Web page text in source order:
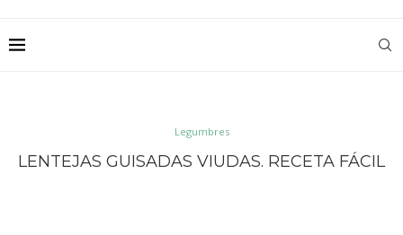
Legumbres
LENTEJAS GUISADAS VIUDAS. RECETA FÁCIL